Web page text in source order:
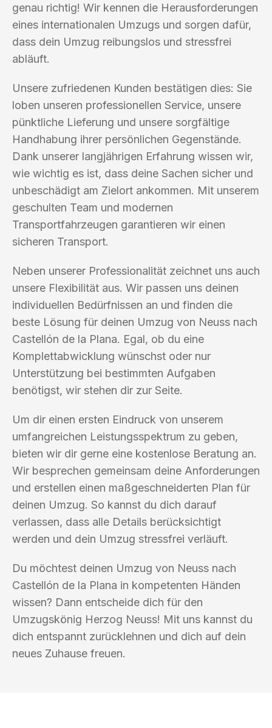
genau richtig! Wir kennen die Herausforderungen
eines internationalen Umzugs und sorgen dafür,
dass dein Umzug reibungslos und stressfrei
abläuft.
Unsere zufriedenen Kunden bestätigen dies: Sie
loben unseren professionellen Service, unsere
pünktliche Lieferung und unsere sorgfältige
Handhabung ihrer persönlichen Gegenstände.
Dank unserer langjährigen Erfahrung wissen wir,
wie wichtig es ist, dass deine Sachen sicher und
unbeschädigt am Zielort ankommen. Mit unserem
geschulten Team und modernen
Transportfahrzeugen garantieren wir einen
sicheren Transport.
Neben unserer Professionalität zeichnet uns auch
unsere Flexibilität aus. Wir passen uns deinen
individuellen Bedürfnissen an und finden die
beste Lösung für deinen Umzug von Neuss nach
Castellón de la Plana. Egal, ob du eine
Komplettabwicklung wünschst oder nur
Unterstützung bei bestimmten Aufgaben
benötigst, wir stehen dir zur Seite.
Um dir einen ersten Eindruck von unserem
umfangreichen Leistungsspektrum zu geben,
bieten wir dir gerne eine kostenlose Beratung an.
Wir besprechen gemeinsam deine Anforderungen
und erstellen einen maßgeschneiderten Plan für
deinen Umzug. So kannst du dich darauf
verlassen, dass alle Details berücksichtigt
werden und dein Umzug stressfrei verläuft.
Du möchtest deinen Umzug von Neuss nach
Castellón de la Plana in kompetenten Händen
wissen? Dann entscheide dich für den
Umzugskönig Herzog Neuss! Mit uns kannst du
dich entspannt zurücklehnen und dich auf dein
neues Zuhause freuen.